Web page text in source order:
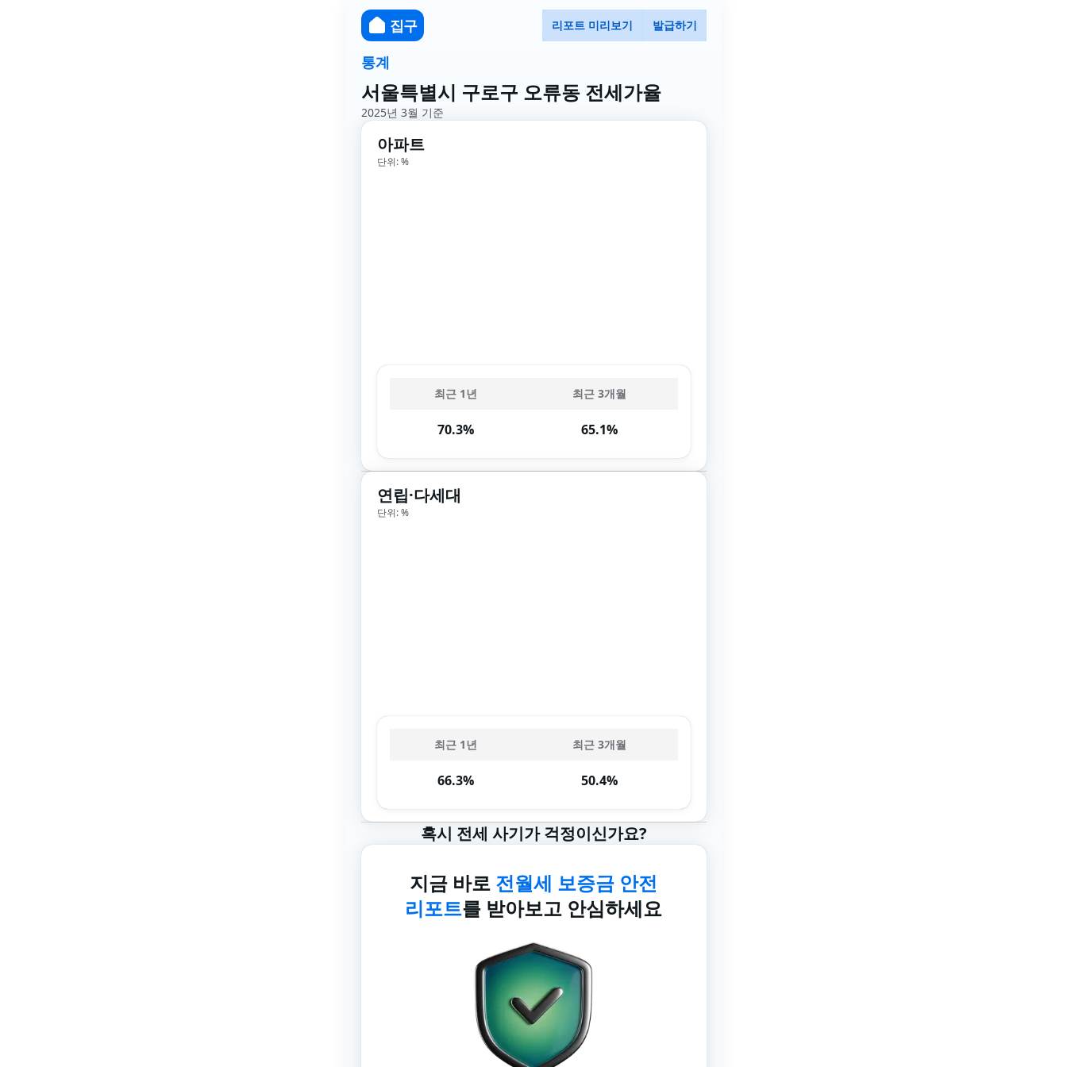
집구 리포트 미리보기 발급하기
통계
서울특별시 구로구 오류동 전세가율
2025년 3월 기준
아파트
단위: %
최근 1년 최근 3개월
70.3% 65.1%
연립·다세대
단위: %
최근 1년 최근 3개월
66.3% 50.4%
혹시 전세 사기가 걱정이신가요?
지금 바로 전월세 보증금 안전
리포트를 받아보고 안심하세요